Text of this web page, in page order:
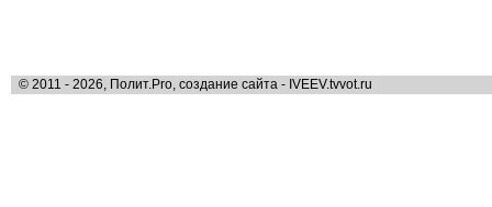
© 2011 - 2026, Полит.Pro, создание сайта - IVEEV.tvvot.ru